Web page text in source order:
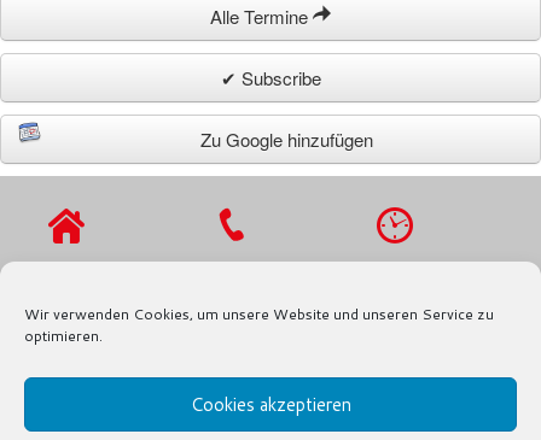
Wir verwenden Cookies, um unsere Website und unseren Service zu
optimieren.
Cookies akzeptieren
Alle Termine
✔ Subscribe
Zu Google hinzufügen
21029